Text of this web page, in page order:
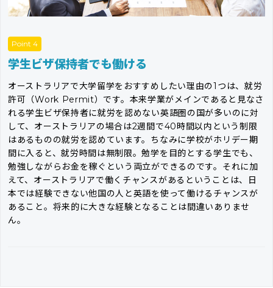
Point 4
学生ビザ保持者でも働ける
オーストラリアで大学留学をおすすめしたい理由の1つは、就労
許可（Work Permit）です。本来学業がメインであると見なさ
れる学生ビザ保持者に就労を認めない英語圏の国が多いのに対
して、オーストラリアの場合は2週間で40時間以内という制限
はあるものの就労を認めています。ちなみに学校がホリデー期
間に入ると、就労時間は無制限。勉学を目的とする学生でも、
勉強しながらお金を稼ぐという両立ができるのです。それに加
えて、オーストラリアで働くチャンスがあるということは、日
本では経験できない他国の人と英語を使って働けるチャンスが
あること。将来的に大きな経験となることは間違いありませ
ん。